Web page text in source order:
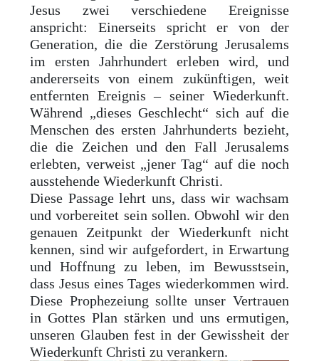
Jesus zwei verschiedene Ereignisse
anspricht: Einerseits spricht er von der
Generation, die die Zerstörung Jerusalems
im ersten Jahrhundert erleben wird, und
andererseits von einem zukünftigen, weit
entfernten Ereignis – seiner Wiederkunft.
Während „dieses Geschlecht“ sich auf die
Menschen des ersten Jahrhunderts bezieht,
die die Zeichen und den Fall Jerusalems
erlebten, verweist „jener Tag“ auf die noch
ausstehende Wiederkunft Christi.
Diese Passage lehrt uns, dass wir wachsam
und vorbereitet sein sollen. Obwohl wir den
genauen Zeitpunkt der Wiederkunft nicht
kennen, sind wir aufgefordert, in Erwartung
und Hoffnung zu leben, im Bewusstsein,
dass Jesus eines Tages wiederkommen wird.
Diese Prophezeiung sollte unser Vertrauen
in Gottes Plan stärken und uns ermutigen,
unseren Glauben fest in der Gewissheit der
Wiederkunft Christi zu verankern.